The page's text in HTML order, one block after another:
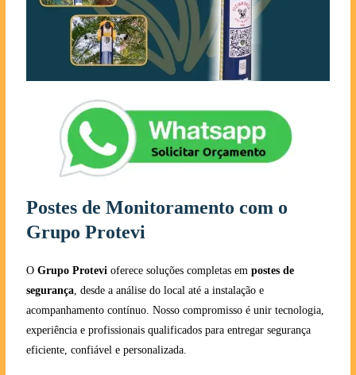
Postes de Monitoramento com o
Grupo Protevi
O Grupo Protevi oferece soluções completas em postes de
segurança, desde a análise do local até a instalação e
acompanhamento contínuo. Nosso compromisso é unir tecnologia,
experiência e profissionais qualificados para entregar segurança
eficiente, confiável e personalizada.